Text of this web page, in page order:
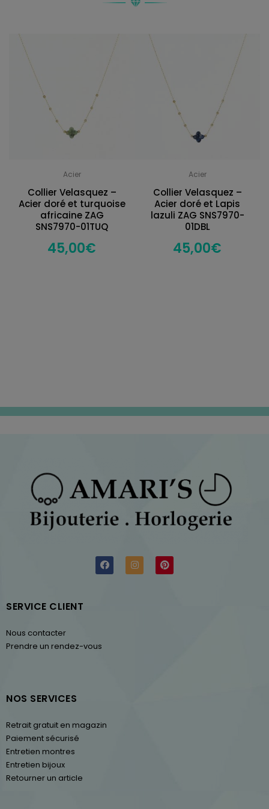
Acier
Collier Velasquez –
Acier doré et turquoise
africaine ZAG
SNS7970-01TUQ
45,00€
Acier
Collier Velasquez –
Acier doré et Lapis
lazuli ZAG SNS7970-
01DBL
45,00€
SERVICE CLIENT
Nous contacter
Prendre un rendez-vous
NOS SERVICES
Retrait gratuit en magazin
Paiement sécurisé
Entretien montres
Entretien bijoux
Retourner un article